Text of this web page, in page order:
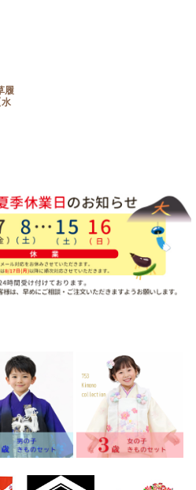
履